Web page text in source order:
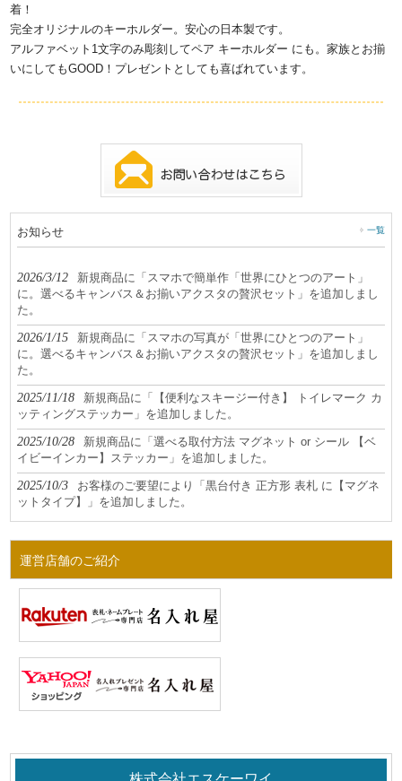
着！
完全オリジナルのキーホルダー。安心の日本製です。
アルファベット1文字のみ彫刻してペア キーホルダー にも。家族とお揃
いにしてもGOOD！プレゼントとしても喜ばれています。
お知らせ 一覧
2026/3/12
新規商品に「スマホで簡単作「世界にひとつのアート」
に。選べるキャンバス＆お揃いアクスタの贅沢セット」を追加しまし
た。
2026/1/15
新規商品に「スマホの写真が「世界にひとつのアート」
に。選べるキャンバス＆お揃いアクスタの贅沢セット」を追加しまし
た。
2025/11/18
新規商品に「【便利なスキージー付き】 トイレマーク カ
ッティングステッカー」を追加しました。
2025/10/28
新規商品に「選べる取付方法 マグネット or シール 【ベ
イビーインカー】ステッカー」を追加しました。
2025/10/3
お客様のご要望により「黒台付き 正方形 表札 に【マグネ
ットタイプ】」を追加しました。
運営店舗のご紹介